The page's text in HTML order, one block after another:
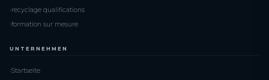
recyclage qualifications
formation sur mesure
UNTERNEHMEN
Startseite